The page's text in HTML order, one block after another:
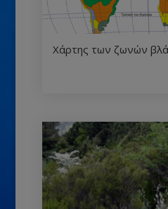
Χάρτης των ζωνών